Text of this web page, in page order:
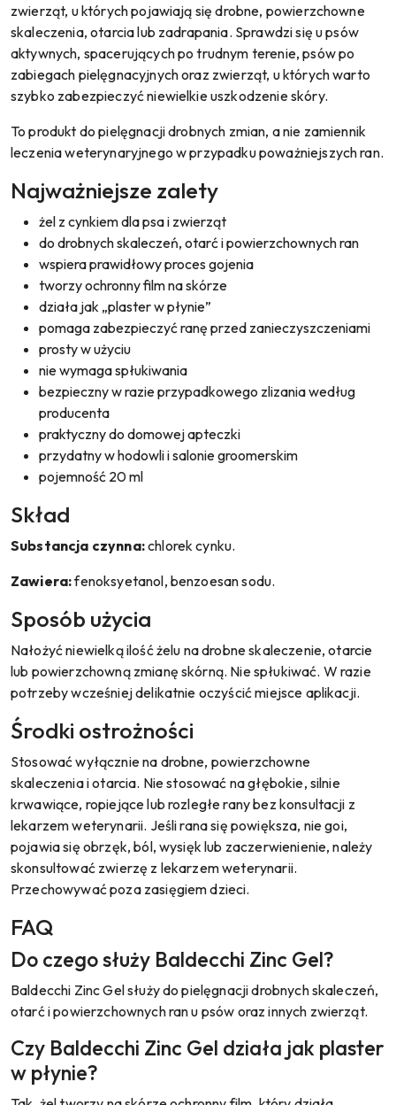
zwierząt, u których pojawiają się drobne, powierzchowne
skaleczenia, otarcia lub zadrapania. Sprawdzi się u psów
aktywnych, spacerujących po trudnym terenie, psów po
zabiegach pielęgnacyjnych oraz zwierząt, u których warto
szybko zabezpieczyć niewielkie uszkodzenie skóry.
To produkt do pielęgnacji drobnych zmian, a nie zamiennik
leczenia weterynaryjnego w przypadku poważniejszych ran.
Najważniejsze zalety
żel z cynkiem dla psa i zwierząt
do drobnych skaleczeń, otarć i powierzchownych ran
wspiera prawidłowy proces gojenia
tworzy ochronny film na skórze
działa jak „plaster w płynie”
pomaga zabezpieczyć ranę przed zanieczyszczeniami
prosty w użyciu
nie wymaga spłukiwania
bezpieczny w razie przypadkowego zlizania według
producenta
praktyczny do domowej apteczki
przydatny w hodowli i salonie groomerskim
pojemność 20 ml
Skład
Substancja czynna:chlorek cynku.
Zawiera:fenoksyetanol, benzoesan sodu.
Sposób użycia
Nałożyć niewielką ilość żelu na drobne skaleczenie, otarcie
lub powierzchowną zmianę skórną. Nie spłukiwać. W razie
potrzeby wcześniej delikatnie oczyścić miejsce aplikacji.
Środki ostrożności
Stosować wyłącznie na drobne, powierzchowne
skaleczenia i otarcia. Nie stosować na głębokie, silnie
krwawiące, ropiejące lub rozległe rany bez konsultacji z
lekarzem weterynarii. Jeśli rana się powiększa, nie goi,
pojawia się obrzęk, ból, wysięk lub zaczerwienienie, należy
skonsultować zwierzę z lekarzem weterynarii.
Przechowywać poza zasięgiem dzieci.
FAQ
Do czego służy Baldecchi Zinc Gel?
Baldecchi Zinc Gel służy do pielęgnacji drobnych skaleczeń,
otarć i powierzchownych ran u psów oraz innych zwierząt.
Czy Baldecchi Zinc Gel działa jak plaster
w płynie?